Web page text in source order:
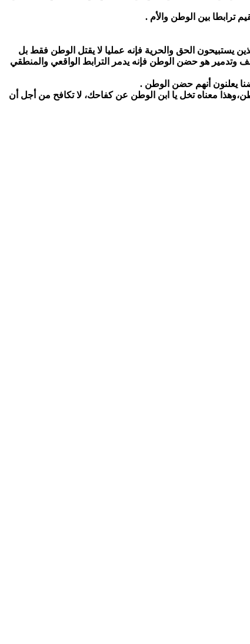
ترابطا بين الوطن والأم .
الحق والحرية فإنه عمليا لا يقتل الوطن فقط بل
وتدمير هو حضن الوطن فإنه يدمر الترابط الواقعي والمنطقي
يعلنون أنهم حضن الوطن .
معناه تخل يا ابن الوطن عن كفاحك، لا تكافح من أجل أن